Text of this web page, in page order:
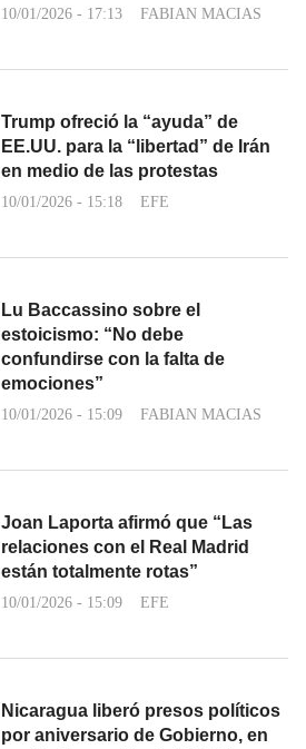
10/01/2026 - 17:13 FABIAN MACIAS
Trump ofreció la “ayuda” de
EE.UU. para la “libertad” de Irán
en medio de las protestas
10/01/2026 - 15:18 EFE
Lu Baccassino sobre el
estoicismo: “No debe
confundirse con la falta de
emociones”
10/01/2026 - 15:09 FABIAN MACIAS
Joan Laporta afirmó que “Las
relaciones con el Real Madrid
están totalmente rotas”
10/01/2026 - 15:09 EFE
Nicaragua liberó presos políticos
por aniversario de Gobierno, en